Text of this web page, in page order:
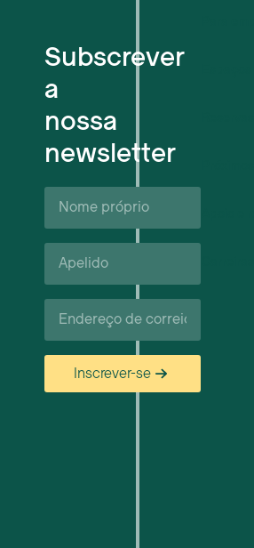
Subscrever
a
nossa
newsletter
Nome
próprio*
Apelido*
Correio
eletrónico*
Inscrever-se
Para
Apoio e